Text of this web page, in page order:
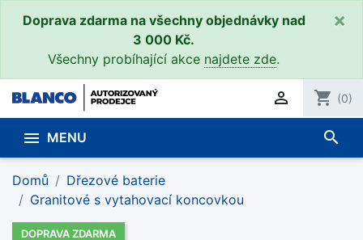
Doprava zdarma na všechny objednávky nad
3 000 Kč.
Všechny probíhající akce najdete zde.
×
 shopping_cart (0)
 MENU search
Domů
Dřezové baterie
Granitové s vytahovací koncovkou
DOPRAVA ZDARMA